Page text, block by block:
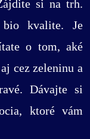
si na trh.
kvalite. Je
o tom, aké
cez zeleninu a
Dávajte si
ktoré vám